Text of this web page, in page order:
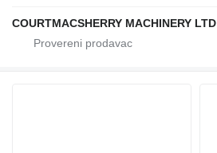
COURTMACSHERRY MACHINERY LTD